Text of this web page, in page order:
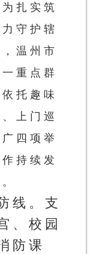
扎实筑
守护辖
温州市
重点群
托趣味
上门巡
四项举
持续发
线。 支
、校园
防课